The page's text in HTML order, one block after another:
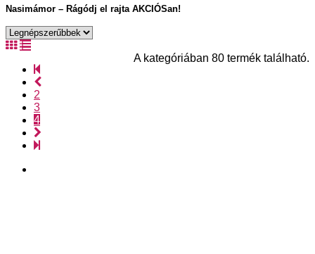
Nasimámor – Rágódj el rajta AKCIÓSan!
A kategóriában 80 termék található.
2
3
4